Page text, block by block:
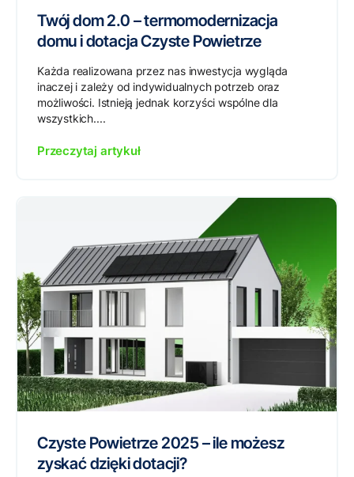
Twój dom 2.0 – termomodernizacja
domu i dotacja Czyste Powietrze
Każda realizowana przez nas inwestycja wygląda
inaczej i zależy od indywidualnych potrzeb oraz
możliwości. Istnieją jednak korzyści wspólne dla
wszystkich....
Przeczytaj artykuł
Czyste Powietrze 2025 – ile możesz
zyskać dzięki dotacji?